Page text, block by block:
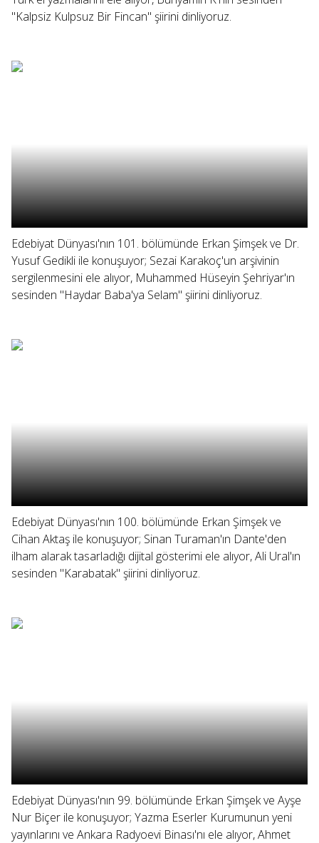
"Kalpsiz Kulpsuz Bir Fincan" şiirini dinliyoruz.
Edebiyat Dünyası'nın 101. bölümünde Erkan Şimşek ve Dr.
Yusuf Gedikli ile konuşuyor; Sezai Karakoç'un arşivinin
sergilenmesini ele alıyor, Muhammed Hüseyin Şehriyar'ın
sesinden "Haydar Baba'ya Selam" şiirini dinliyoruz.
Edebiyat Dünyası'nın 100. bölümünde Erkan Şimşek ve
Cihan Aktaş ile konuşuyor; Sinan Turaman'ın Dante'den
ilham alarak tasarladığı dijital gösterimi ele alıyor, Ali Ural'ın
sesinden "Karabatak" şiirini dinliyoruz.
Edebiyat Dünyası'nın 99. bölümünde Erkan Şimşek ve Ayşe
Nur Biçer ile konuşuyor; Yazma Eserler Kurumunun yeni
yayınlarını ve Ankara Radyoevi Binası'nı ele alıyor, Ahmet